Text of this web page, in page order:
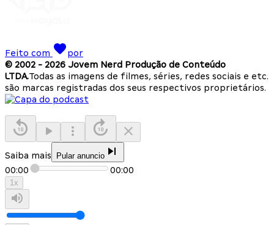
Feito com
por
© 2002 - 2026 Jovem Nerd Produção de Conteúdo
LTDA.Todas as imagens de filmes, séries, redes sociais e etc.
são marcas registradas dos seus respectivos proprietários.
Saiba mais Pular anuncio
00:00 00:00
1x